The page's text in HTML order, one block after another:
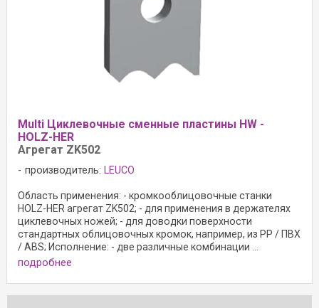
Multi Циклевочные сменные пластины HW -
HOLZ-HER
Агрегат ZK502
производитель: LEUCO
Область применения: - кромкооблицовочные станки
HOLZ-HER агрегат ZK502; - для применения в держателях
циклевочных ножей; - для доводки поверхности
стандартных облицовочных кромок, например, из PP / ПВХ
/ ABS; Исполнение: - две различные комбинации ...
подробнее